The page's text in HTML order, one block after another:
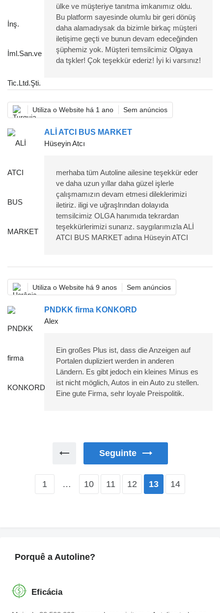
ülke ve müşteriye tanıtma imkanımız oldu.
Bu platform sayesinde olumlu bir geri dönüş
daha alamadıysak da bizimle birkaç müşteri
iletişime geçti ve bunun devam edeceğinden
şüphemiz yok. Müşteri temsilcimiz Olgaya
da tşkler! Çok teşekkür ederiz! İyi ki varsınız!
Utiliza o Website há 1 ano Sem anúncios
ALİ ATCI BUS MARKET
Hüseyin Atcı
merhaba tüm Autoline ailesine teşekkür eder
ve daha uzun yıllar daha güzel işlerle
çalışmamızın devam etmesi dileklerimizi
iletiriz. iligi ve uğraşlrından dolayıda
temsilcimiz OLGA hanımıda tekrardan
teşekkürlerimizi sunarız. saygılarımızla ALİ
ATCI BUS MARKET adına Hüseyin ATCI
Utiliza o Website há 9 anos Sem anúncios
PNDKK firma KONKORD
Alex
Ein großes Plus ist, dass die Anzeigen auf
Portalen dupliziert werden in anderen
Ländern. Es gibt jedoch ein kleines Minus es
ist nicht möglich, Autos in ein Auto zu stellen.
Eine gute Firma, sehr loyale Preispolitik.
Seguinte
1 … 10 11 12 13 14
Porquê a Autoline?
Eficácia